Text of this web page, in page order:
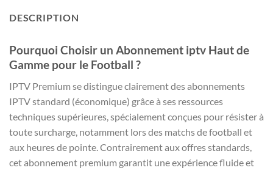
DESCRIPTION
Pourquoi Choisir un Abonnement iptv Haut de
Gamme pour le Football ?
IPTV Premium se distingue clairement des abonnements
IPTV standard (économique) grâce à ses ressources
techniques supérieures, spécialement conçues pour résister à
toute surcharge, notamment lors des matchs de football et
aux heures de pointe. Contrairement aux offres standards,
cet abonnement premium garantit une expérience fluide et